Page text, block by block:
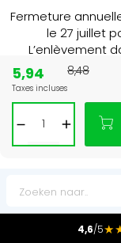
Fermeture
le 27 juillet
L’enlèvement
4,6/5
5,94
Taxes incluses
8,48